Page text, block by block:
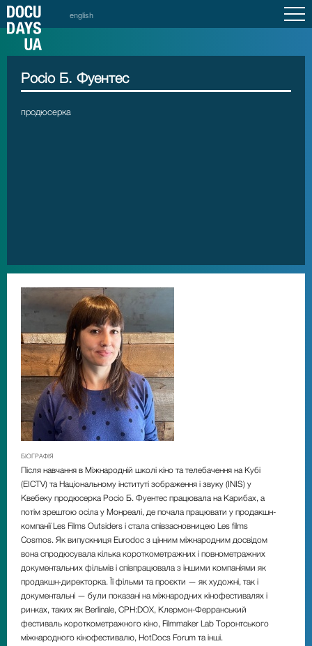
english
Росіо Б. Фуентес
продюсерка
БІОГРАФІЯ
Після навчання в Міжнародній школі кіно та телебачення на Кубі
(EICTV) та Національному інституті зображення і звуку (INIS) у
Квебеку продюсерка Росіо Б. Фуентес працювала на Карибах, а
потім зрештою осіла у Монреалі, де почала працювати у продакшн-
компанії Les Films Outsiders і стала співзасновницею Les films
Cosmos. Як випускниця Eurodoc з цінним міжнародним досвідом
вона спродюсувала кілька короткометражних і повнометражних
документальних фільмів і співпрацювала з іншими компаніями як
продакшн-директорка. Її фільми та проєкти — як художні, так і
документальні — були показані на міжнародних кінофестивалях і
ринках, таких як Berlinale, CPH:DOX, Клермон-Ферранський
фестиваль короткометражного кіно, Filmmaker Lab Торонтського
міжнародного кінофестивалю, HotDocs Forum та інші.